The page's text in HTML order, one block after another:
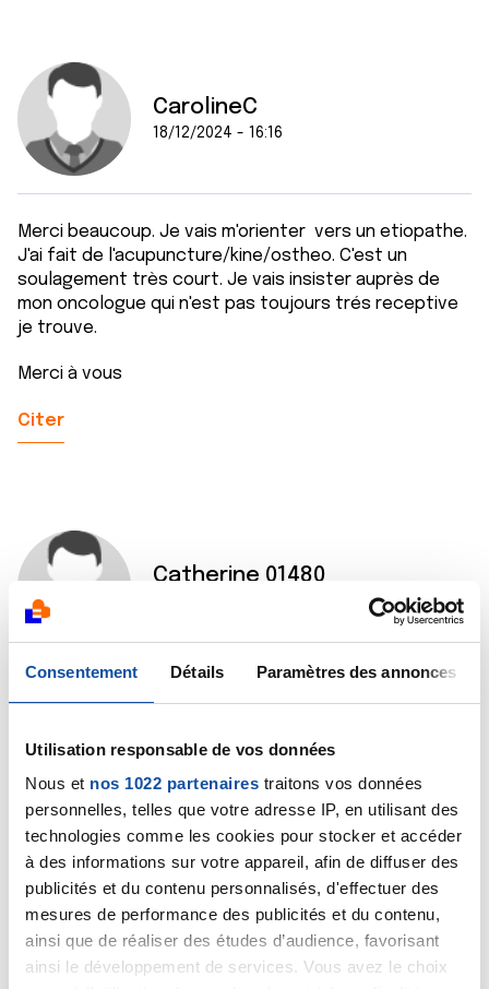
Consentement Détails Paramètres des annonces
Utilisation responsable de vos données
Nous et nos 1022 partenaires traitons vos données
personnelles, telles que votre adresse IP, en utilisant des
technologies comme les cookies pour stocker et accéder
à des informations sur votre appareil, afin de diffuser des
publicités et du contenu personnalisés, d'effectuer des
mesures de performance des publicités et du contenu,
ainsi que de réaliser des études d’audience, favorisant
ainsi le développement de services. Vous avez le choix
CarolineC
18/12/2024 - 16:16
Merci beaucoup. Je vais m'orienter vers un etiopathe.
J'ai fait de l'acupuncture/kine/ostheo. C'est un
soulagement très court. Je vais insister auprès de
mon oncologue qui n'est pas toujours trés receptive
je trouve.
Merci à vous
Citer
Catherine 01480
Bonjour Caroline
J' ai suivi des cours de gym adaptée en visio pendant
Léon Bérard à Lyon.
Peut être pourriez.vous en profiter? C'est épatant 👍
J'ai eu aussi une hystérectomie chimio et maintenant
immunothérapie.
Bon courage